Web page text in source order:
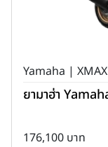
Yamaha | XMAX
ยามาฮ่า
176,100 บาท